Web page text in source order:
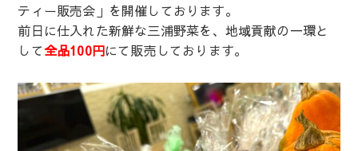
ティー販売会」を開催しております。
前日に仕入れた新鮮な三浦野菜を、地域貢献の一環と
して全品100円にて販売しております。